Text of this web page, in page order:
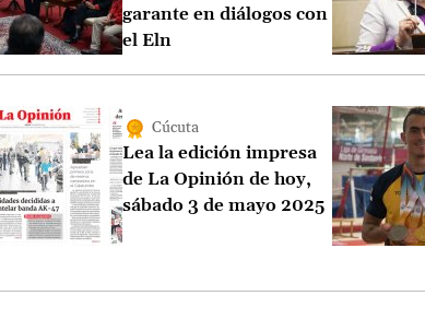
garante en diálogos con
el Eln
Cúcuta
Lea la edición impresa
de La Opinión de hoy,
sábado 3 de mayo 2025